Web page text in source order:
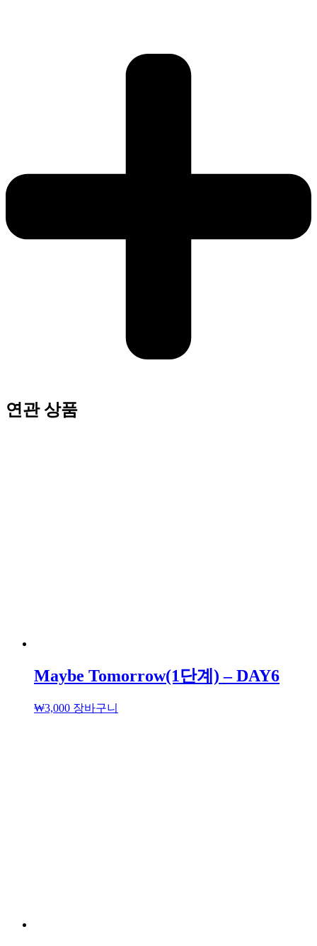
연관 상품
Maybe Tomorrow(1단계) – DAY6
₩3,000 장바구니